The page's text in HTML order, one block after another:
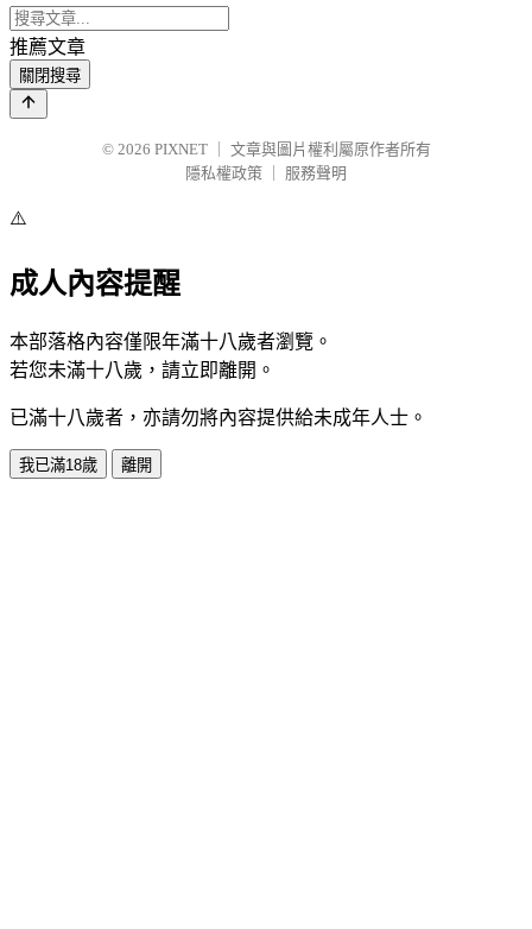
推薦文章
關閉搜尋
© 2026 PIXNET
文章與圖片權利屬原作者所有
隱私權政策
服務聲明
⚠️
成人內容提醒
本部落格內容僅限年滿十八歲者瀏覽。
若您未滿十八歲，請立即離開。
已滿十八歲者，亦請勿將內容提供給未成年人士。
我已滿18歲 離開